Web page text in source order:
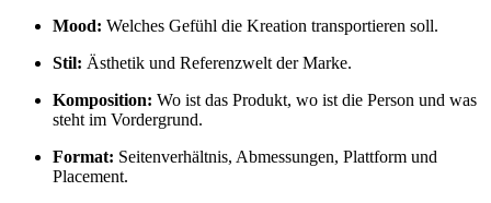
Mood: Welches Gefühl die Kreation transportieren soll.
Stil: Ästhetik und Referenzwelt der Marke.
Komposition: Wo ist das Produkt, wo ist die Person und was
steht im Vordergrund.
Format: Seitenverhältnis, Abmessungen, Plattform und
Placement.